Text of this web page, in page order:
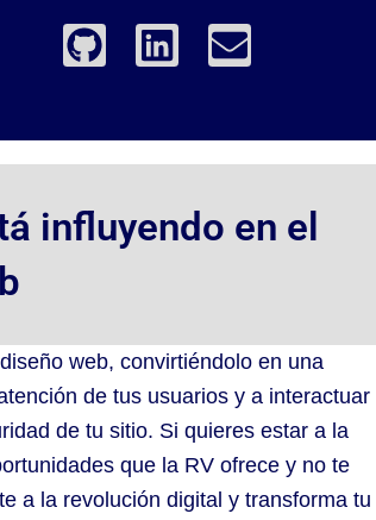
G
i
h
b
L
i
k
d
i
E
n
e
o
p
influyendo en el
web, convirtiéndolo en una
de tus usuarios y a interactuar
de tu sitio. Si quieres estar a la
que la RV ofrece y no te
a la revolución digital y transforma tu